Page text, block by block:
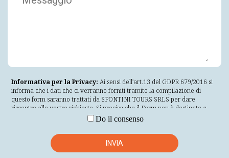
Informativa per la Privacy: Ai sensi dell'art.13 del GDPR 679/2016 si
informa che i dati che ci verranno forniti tramite la compilazione di
questo form saranno trattati da SPONTINI TOURS SRLS per dare
riscontro alle vostre richieste. Si precisa che il Form non è destinato a
visitatori di età inferiore a 16 anni o che non siano maggiorenni nella loro
specificati, non inserire i propri dati personali nel Form. La informiamo
inoltre che i dati personali a Lei riferibili saranno trattati nel rispetto
delle modalità indicate nell'art.5 del GDPR 679/2016 il quale prevede
Do il consenso
INVIA